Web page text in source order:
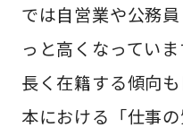
では自営業や公務
っと高くなってい
長く在籍する傾向
本における「仕事